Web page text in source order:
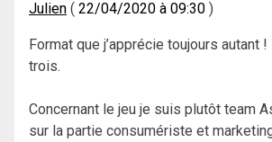
Julien 22/04/2020 à 09:30
Format que j’apprécie toujours autant
trois.
Concernant le jeu je suis plutôt team
sur la partie consumériste et